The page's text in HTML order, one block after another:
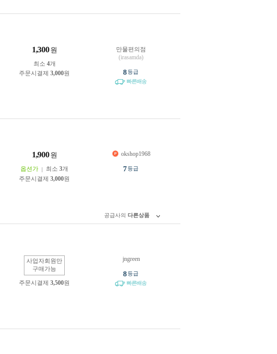
1,300 원
최소 4개
주문시결제 3,000원
만물편의점
(irasamda)
8등급
빠른배송
1,900 원
옵션가 최소 3개
주문시결제 3,000원
okshop1968
7등급
공급사의 다른상품
사업자회원만
구매가능
주문시결제 3,500원
jngreen
8등급
빠른배송